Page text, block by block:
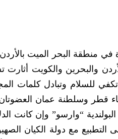
منطقة البحر الميت
والبحرين والكويت
تكفي للسلام وتبادل كلمات
قطر وسلطنة عمان
“وارسو” وإن كانت
مع دولة الكيان